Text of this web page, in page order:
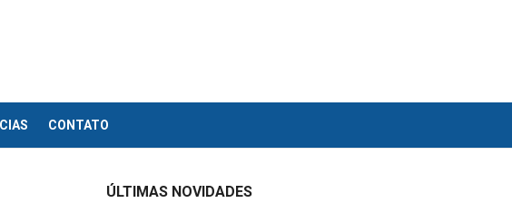
CONTATO
ÚLTIMAS NOVIDADES